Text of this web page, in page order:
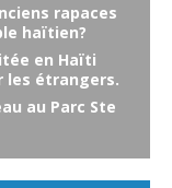
rapaces
haïtien?
en Haïti
les étrangers.
au Parc Ste